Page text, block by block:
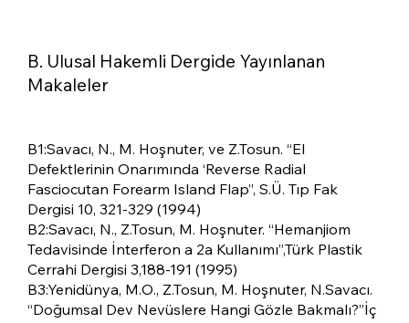
B. Ulusal Hakemli Dergide Yayınlanan
Makaleler
B1:Savacı, N., M. Hoşnuter, ve Z.Tosun. “El
Defektlerinin Onarımında ‘Reverse Radial
Fasciocutan Forearm Island Flap”, S.Ü. Tıp Fak
Dergisi 10, 321-329 (1994)
B2:Savacı, N., Z.Tosun, M. Hoşnuter. “Hemanjiom
Tedavisinde İnterferon a 2a Kullanımı”,Türk Plastik
Cerrahi Dergisi 3,188-191 (1995)
B3:Yenidünya, M.O., Z.Tosun, M. Hoşnuter, N.Savacı.
“Doğumsal Dev Nevüslere Hangi Gözle Bakmalı?”İç